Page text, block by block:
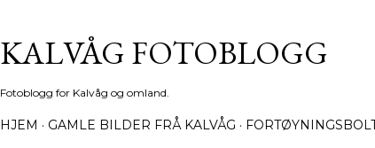
KALVÅG FOTOBLOGG
Fotoblogg for Kalvåg og omland.
HJEM GAMLE BILDER FRÅ KALVÅG